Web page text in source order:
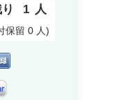
1 人
保留 0 人)